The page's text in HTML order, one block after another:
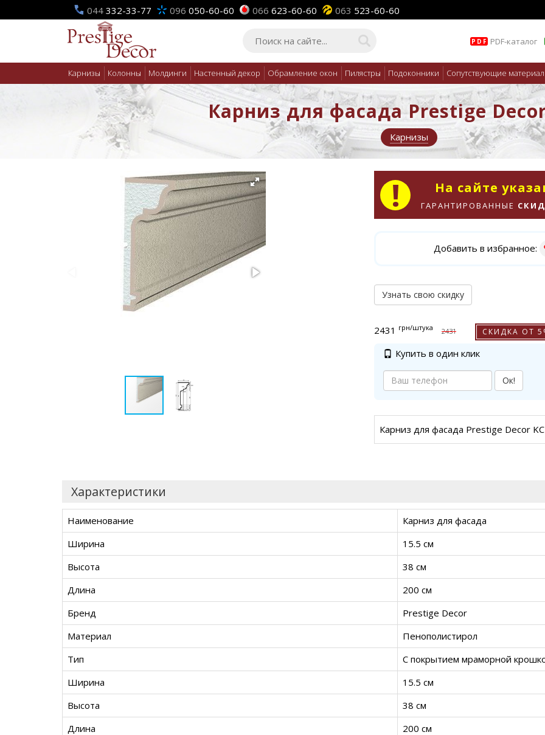
044 332-33-77 096 050-60-60 066 623-60-60 063 523-60-60
PDF PDF-каталог
Карнизы Колонны Молдинги Настенный декор Обрамление окон Пилястры Подоконники Сопутствующие
Карниз для фасада Prestige
Карнизы
На сайте
ГАРАНТИРОВАННЫЕ
Добавить в избранное:
Узнать свою скидку
2431 грн/штука 2431 СКИДКА ОТ
Купить в один клик
Ок!
Карниз для фасада Prestige Decor
Характеристики
Наименование
Карниз для фасада
Ширина
15.5 см
Высота
38 см
Длина
200 см
Бренд
Prestige Decor
Материал
Пенополистирол
Тип
С покрытием мраморной
Ширина
15.5 см
Высота
38 см
Длина
200 см